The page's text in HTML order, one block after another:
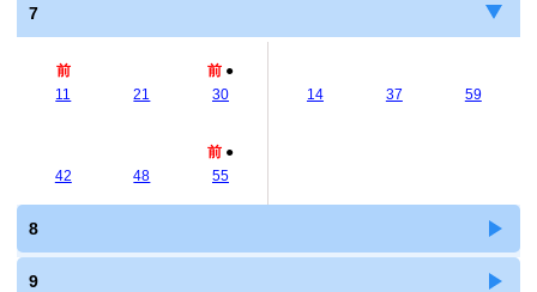
7
前
11
21
前 ●
30
42 48
前 ●
55
14 37 59
8
9